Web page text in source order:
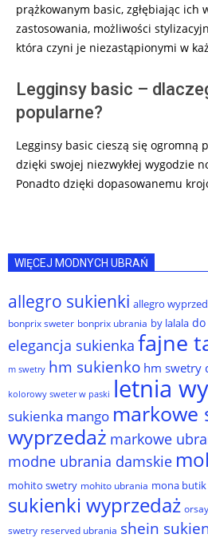
prążkowanym basic, zgłębiając ich
zastosowania, możliwości
która czyni je niezastąpionymi w
Legginsy basic –
popularne?
Legginsy basic cieszą się ogromną
dzięki swojej niezwykłej wygodzie
Ponadto dzięki dopasowanemu
WIĘCEJ MODNYCH UBRAŃ
allegro sukienki allegro
bonprix sweter bonprix ubrania by lalala do
elegancja sukienka fajne
m swetry hm sukienko hm swetry
kolorowy sweter w paski letnia
sukienka mango markowe
wyprzedaż markowe
modne ubrania damskie
mohito swetry mohito ubrania mona butik
sukienki wyprzedaż
swetry reserved ubrania shein